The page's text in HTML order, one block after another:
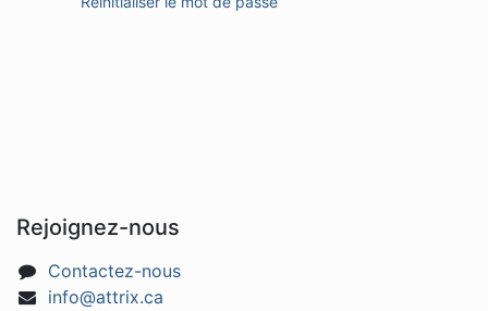
Rejoignez-nous
Contactez-nous
info@attrix.ca